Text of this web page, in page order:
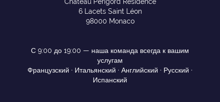
6 Lacets Saint Léon
98000 Monaco
С 9:00 до 19:00 — наша команда всегда к вашим
услугам
Французский · Итальянский · Английский · Русский ·
Испанский